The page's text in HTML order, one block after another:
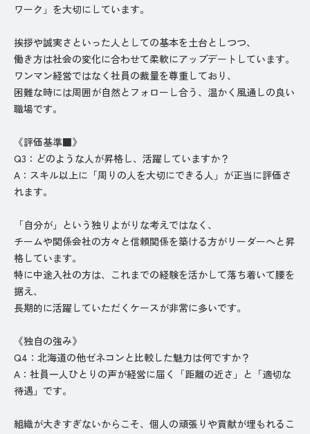
ワーク」を大切にしています。
挨拶や誠実さといった人としての基本を土台としつつ、
働き方は社会の変化に合わせて柔軟にアップデートしています。
ワンマン経営ではなく社員の裁量を尊重しており、
困難な時には周囲が自然とフォローし合う、温かく風通しの良い
職場です。
《評価基準■》
Q3：どのような人が昇格し、活躍していますか？
A：スキル以上に「周りの人を大切にできる人」が正当に評価さ
れます。
「自分が」という独りよがりな考えではなく、
チームや関係会社の方々と信頼関係を築ける方がリーダーへと昇
格しています。
特に中途入社の方は、これまでの経験を活かして落ち着いて腰を
据え、
長期的に活躍していただくケースが非常に多いです。
《独自の強み》
Q4：北海道の他ゼネコンと比較した魅力は何ですか？
A：社員一人ひとりの声が経営に届く「距離の近さ」と「適切な
待遇」です。
組織が大きすぎないからこそ、個人の頑張りや貢献が埋もれるこ